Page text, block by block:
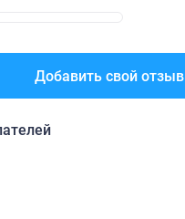
Добавить свой отзыв